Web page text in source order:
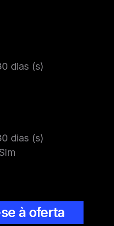
dias (s)
dias (s)
à oferta